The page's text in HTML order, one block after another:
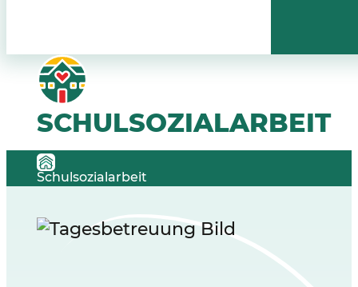
SCHULSOZIALARBEIT
Schulsozialarbeit